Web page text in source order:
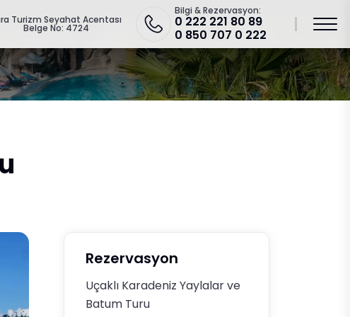
Turizm Seyahat Acentası
Belge No: 4724
Bilgi & Rezervasyon:
0 222 221 80 89
0 850 707 0 222
Rezervasyon
Uçaklı Karadeniz Yaylalar ve
Batum Turu